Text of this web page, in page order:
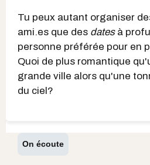
Tu peux autant organiser
ami.es que des datesà
personne préférée pour en
Quoi de plus romantique
grande ville alors qu'une
du ciel?
On écoute